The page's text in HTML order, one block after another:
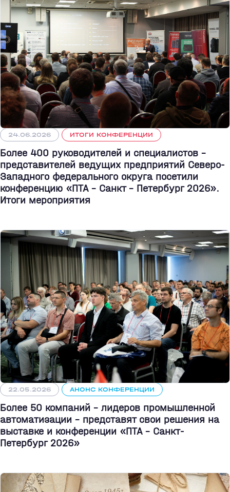
24.06.2026 ИТОГИ КОНФЕРЕНЦИИ
Более 400 руководителей и специалистов –
представителей ведущих предприятий Северо-
Западного федерального округа посетили
конференцию «ПТА – Санкт - Петербург 2026».
Итоги мероприятия
22.05.2026 АНОНС КОНФЕРЕНЦИИ
Более 50 компаний - лидеров промышленной
автоматизации - представят свои решения на
выставке и конференции «ПТА – Санкт-
Петербург 2026»